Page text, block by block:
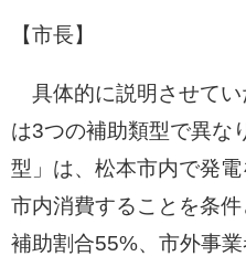
【市長】
具体的に説明させてい
は3つの補助類型で異な
型」は、松本市内で発
市内消費することを条
補助割合55%、市外事